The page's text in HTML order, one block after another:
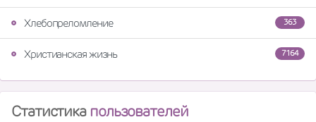
363
Хлебопреломление
7164
Христианская жизнь
Статистика пользователей